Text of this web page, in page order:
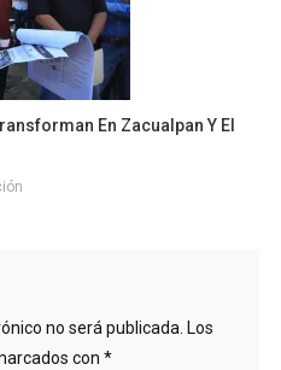
En Zacualpan Y El
no será publicada. Los
con *